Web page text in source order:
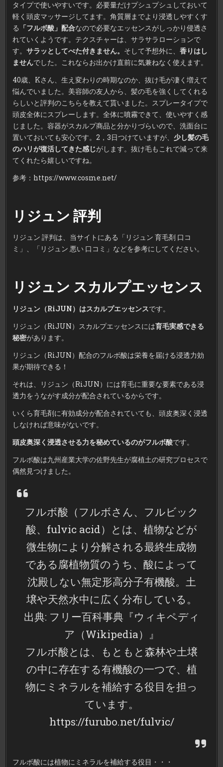
タイプで使いやすいです。必要量だけプシュプシュしておいて
軽く頭皮マッサージしてます。角質層までより浸透しやすくす
る 「フルボ酸」配合なので必要なエッセンスがしっかり侵透さ
れていくようです。テクスチャーは、サラサラローションで
す。サラッとしてべた付きません。 そして予想外に、香りはし
ませんでした。これならお出かけ直前に気兼ねなく使えます。
40歳、Kさん、生え変わりの時期なのか、抜け毛が凄く増えて
悩んでいました。美容師の友人から、髪の毛を強くしてくれる
らしいと評判のこちらを教えて貰いました。スプレータイプで
頭皮全体にスプレーします。全体に噴霧できて、使いやすく感
じました。容器がスカルプ商品と分かりづらいので、洗面台に
置いておいても安心です。2，3日つけていますが、 少し髪の毛
のハリが復活してきた感じがします。抜け毛もこれで減って来
てくれたら嬉しいですね。
参考：https://www.cosme.net/
リジュン 評判
リジュン 評判は、当サイトにある「リジュン 育毛剤 口コ
ミ」、「リジュン 悪い 口コミ」などを参考にしてください。
リジュン スカルプエッセンス
リジュン（RiJUN）はスカルプエッセンスです。
リジュン（RiJUN）スカルプエッセンスには育毛実感できる
秘密があります。
リジュン（RiJUN）配合のフルボ酸は栄養を届ける浸透力効
果が期待できる！
それは、リジュン（RiJUN）には育毛に重要な要素である浸
透力をうながす成分が配合されているからです。
いくら育毛剤に有効成分が配合されていても、頭皮奥深く浸透
しなければ意味がないです。
頭皮奥深く浸透させる力を秘めているのがフルボ酸です。
フルボ酸は九州産業大学の佐野先生が腐植土の研究プロセスで
偶然見つけました。
フルボ酸（フルボさん、フルビック
酸、fulvic acid）とは、植物などが
微生物により分解される最終生成物
である腐植物質のうち、酸によって
沈殿しない無定形高分子有機酸。土
壌や天然水中に広く分布している。
出典: フリー百科事典『ウィキペディ
ア（Wikipedia）』
フルボ酸とは、もともと森林や土壌
の中に存在する有機酸の一つで、植
物にミネラルを補給する役目を担っ
ています。
https://furubo.net/fulvic/
フルボ酸には植物にミネラルを補給する役目・・・